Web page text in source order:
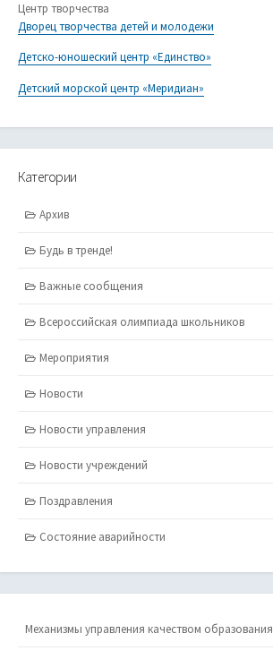
Центр творчества
Дворец творчества детей и молодежи
Детско-юношеский центр «Единство»
Детский морской центр «Меридиан»
Категории
Архив
Будь в тренде!
Важные сообщения
Всероссийская олимпиада школьников
Мероприятия
Новости
Новости управления
Новости учреждений
Поздравления
Состояние аварийности
Механизмы управления качеством образования